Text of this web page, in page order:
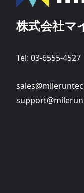
株式会社マ
Tel: 03-6555-4527